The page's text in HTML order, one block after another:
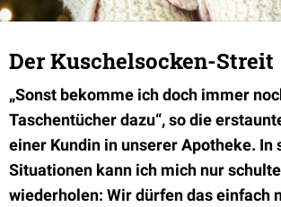
Der Kuschelsocken-Streit
„Sonst bekomme ich doch immer
Taschentücher dazu“, so die
einer Kundin in unserer Apotheke. In
Situationen kann ich mich nur
wiederholen: Wir dürfen das einfach